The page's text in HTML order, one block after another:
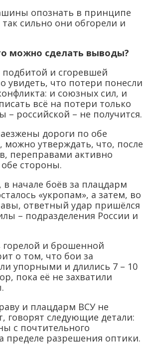
опознать в принципе
сильно они обгорели и
можно сделать выводы?
и сгоревшей
увидеть, что потери понесли
и союзных сил, и
всё на потери только
– российской – не получится.
дороги по обе
можно утверждать, что, после
переправами активно
стороны.
в начале боёв за плацдарм
«укропам», а затем, во
ответный удар пришёлся
– подразделения России и
горелой и брошенной
о том, что бои за
упорными и длились 7 – 10
пока её не захватили
и плацдарм ВСУ не
говорят следующие детали:
с почтительного
пределе разрешения оптики.